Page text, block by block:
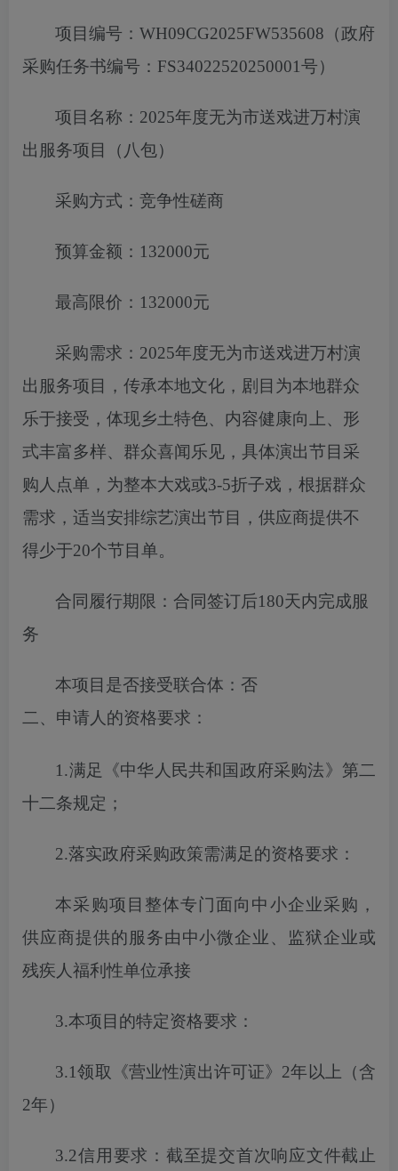
项目编号：WH09CG2025FW535608 （政府
采购任务书编号： FS34022520250001号）
项目名称： 2025年度无为市送戏进万村演
出服务项目（八包）
采购方式：竞争性磋商
预算金额： 132000元
最高限价： 132000元
采购需求： 2025年度无为市送戏进万村演
出服务项目
， 传承本地文化，剧目为本地群众
乐于接受，体现乡土特色、内容健康向上、形
式丰富多样、群众喜闻乐见，具体演出节目采
购人点单，为整本大戏或3-5折子戏，根据群众
需求，适当安排综艺演出节目，供应商提供不
得少于20个节目单。
合同履行期限：合同签订后180天内完成服
务
本项目 是否接受联合体 ：否
二、申请人的资格要求 ：
1.满足《中华人民共和国政府采购法》第二
十二条规定；
2.落实政府采购政策需满足的资格要求：
本采购项目 整体专门面向中小企业采购，
供应商提供的服务由中小微企业、监狱企业或
残疾人福利性单位承接
3.本项目的特定资格要求：
3.1领取《营业性演出许可证》 2年以上（含
2年）
3.2信用要求：截至提交首次响应文件截止